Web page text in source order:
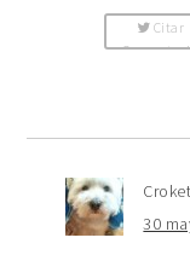
Citar
30